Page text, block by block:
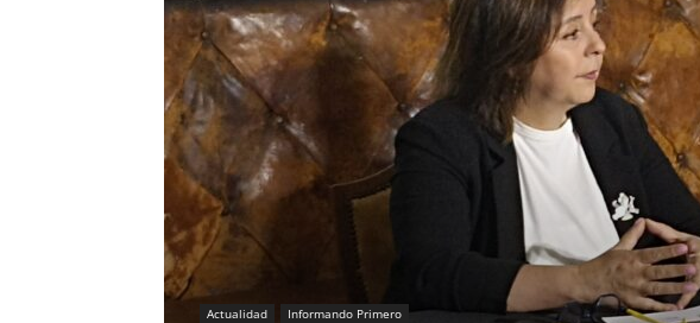
Actualidad Informando Primero